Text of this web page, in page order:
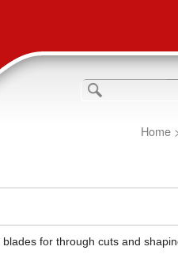
Home
for through cuts and